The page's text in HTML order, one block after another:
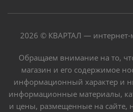
2026 © КВАРТАЛ — интернет-
Обращаем внимание на то,
магазин и его содержимое
информационный характер и
информационные материалы,
и цены, размещенные на сайте,